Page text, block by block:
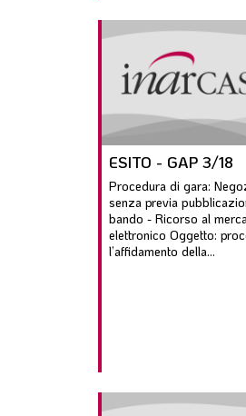
ESITO - GAP 3/18
Procedura di gara:
senza previa
bando - Ricorso al
elettronico Oggetto:
l’affidamento della...